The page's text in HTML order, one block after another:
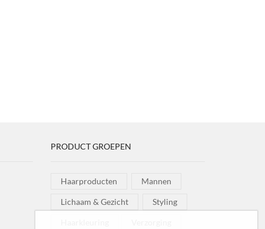
PRODUCT GROEPEN
Haarproducten Mannen
Lichaam & Gezicht Styling